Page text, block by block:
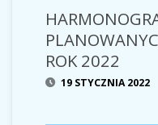
ROK 2022
19 STYCZNIA 2022